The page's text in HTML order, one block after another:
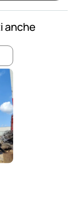
anche